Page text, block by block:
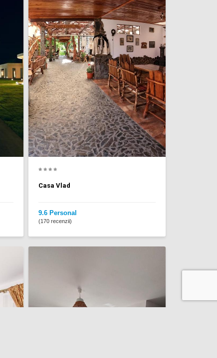
Casa Vlad
9.6 Personal
(170 recenzii)